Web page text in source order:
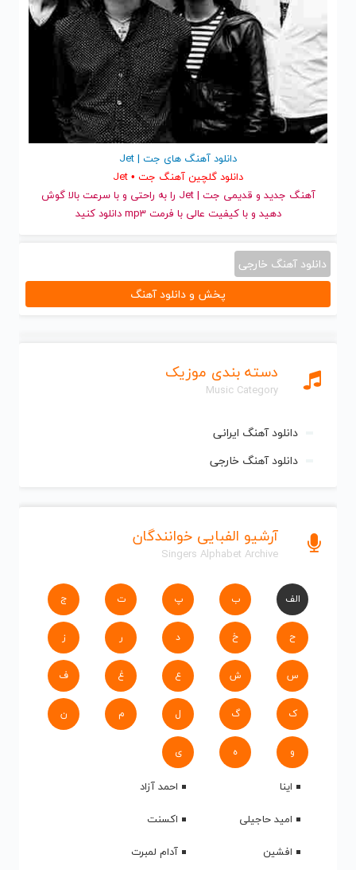
دسته بندی موزیک
Music Category
دانلود آهنگ ایرانی
دانلود آهنگ خارجی
آرشیو الفبایی خوانندگان
Singers Alphabet Archive
الف ب پ ت ج
ح خ د ر ز
س ش ع غ ف
ک گ ل م ن
و ه ی
اینا
احمد آزاد
امید حاجیلی
اکسنت
افشین
آدام لمبرت
دانلود آهنگ های جت | Jet
دانلود گلچین آهنگ جت • Jet
آهنگ جدید
و قدیمی جت | Jet را به راحتی و با سرعت بالا گوش
دهید و با کیفیت عالی با فرمت mp3 دانلود کنید
دانلود آهنگ خارجی
پخش و دانلود آهنگ